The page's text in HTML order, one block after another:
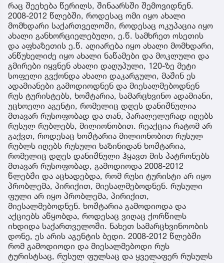
რაც შეეხება წერილს, შინაარსში შემოვიდნენ.
2008-2012 წლებში, როდესაც ომი იყო ახალი
მომხდარი საქართველოში, როდესაც ოკუპაცია იყო
ახალი განხორციელებული, ე.წ. სამხრეთ ოსეთის
და აფხაზეთის ე.წ. აღიარება იყო ახალი მომხდარი,
ანწუხელიძე იყო ახალი ნაწამები და მოკლული და
გმირები იყვნენ ახალი დაღუპული, 120-ზე მეტი
სოფელი გვქონდა ახალი დაკარგული, მაშინ ეს
ადამიანები გამოდიოდნენ და მიესალმებოდნენ
რუს ტურისტებს, ხოშტარია, სამარცხვინო ადამიანი,
უცხოელი აგენტი, რომელიც დღეს დანიშნულია
მთავარ რუსოფობად და თან, პარალელურად იღებს
რუსულ რუბლებს, მილიონობით. რეაქცია რატომ არ
გაქვთ, როდესაც ხოშტარია მილიონობით რუსულ
რუბლს იღებს რუსული ხაზინიდან ხოშტარია,
რომელიც დღეს დანიშნული ჰყავთ მის პატრონებს
მთავარ რუსოფობად, გამოდიოდა 2008-2012
წლებში და აცხადებდა, რომ რუსი ტურისტი არ იყო
პრობლემა, პირიქით, მიესალმებოდნენ. რუსული
ფული არ იყო პრობლემა, პირიქით,
მიესალმებოდნენ. ხოშტარია გამოდიოდა და
აქციებს აწყობდა, როდესაც ვიღაც ქორწილს
იხდიდა საქართველოში. ნახეთ სამარცხვინოობის
დონე, ეს არის აგენტის ბედი. 2008-2012 წლებში
რომ გამოდიოდი და მიესალმებოდი რუს
ტურისტსაც, რუსულ ფულსაც და ყველაფერ რუსულს